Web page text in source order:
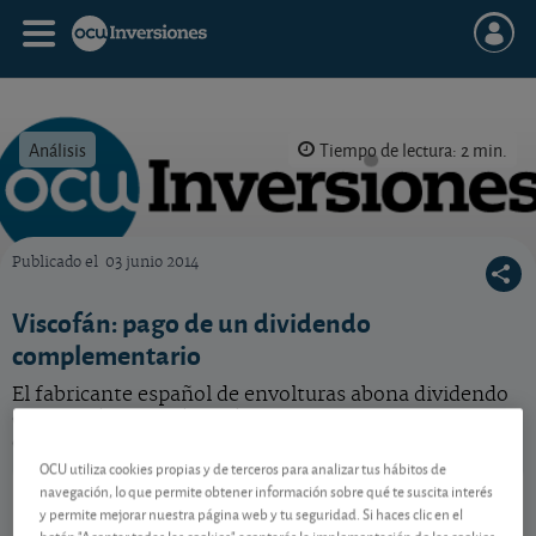
Análisis Tiempo de lectura: 2 min.
Publicado el 03 junio 2014
Viscofán: pago de un dividendo
complementario
El fabricante español de envolturas abona dividendo
Viscofán
ES0184262212
57,40 EUR
OCU utiliza cookies propias y de terceros para analizar tus hábitos de
navegación, lo que permite obtener información sobre qué te suscita interés
y permite mejorar nuestra página web y tu seguridad. Si haces clic en el